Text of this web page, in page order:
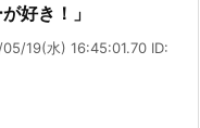
好き！」
19(水) 16:45:01.70 ID: